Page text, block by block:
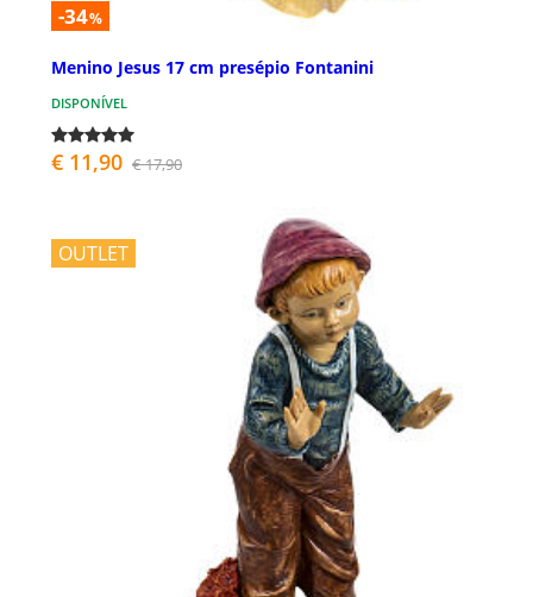
-34%
Menino Jesus 17 cm presépio Fontanini
DISPONÍVEL
€ 11,90 € 17,90
OUTLET